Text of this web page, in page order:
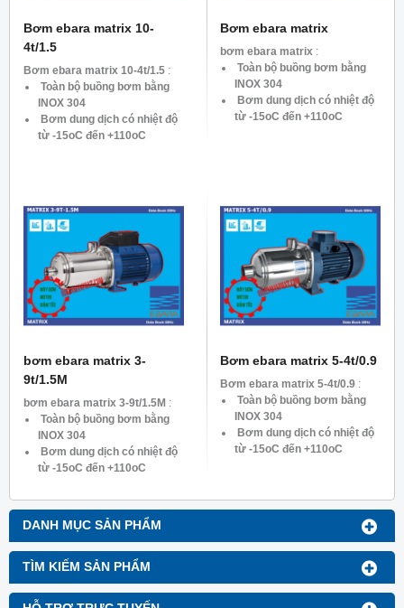
DANH MỤC SẢN PHẨM
TÌM KIẾM SẢN PHẨM
Bơm ebara matrix 10-
4t/1.5
Bơm ebara matrix 10-4t/1.5 :
Toàn bộ buồng bơm bằng
INOX 304
Bơm dung dịch có nhiệt độ
từ -15oC đến +110oC
Tổng cột áp: Max. 44.5 –
11.6 mH2O
Dòng Điên: 3pha 380v
Bơm ebara matrix
bơm ebara matrix :
Toàn bộ buồng bơm bằng
INOX 304
Bơm dung dịch có nhiệt độ
từ -15oC đến +110oC
bơm ebara matrix 3-
9t/1.5M
bơm ebara matrix 3-9t/1.5M :
Toàn bộ buồng bơm bằng
INOX 304
Bơm dung dịch có nhiệt độ
từ -15oC đến +110oC
Tốc độ: 2900 vòng/phút
Lưu lượng : Max. 1.2 – 1.6
m3/h
Tổng cột áp: Max. 94 – 36
mH2O
Dòng Điên: 1pha 220v
Bơm ebara matrix 5-4t/0.9
Bơm ebara matrix 5-4t/0.9 :
Toàn bộ buồng bơm bằng
INOX 304
Bơm dung dịch có nhiệt độ
từ -15oC đến +110oC
Lưu lượng : Max. 1.8 – 7.8
Tổng cột áp: Max. 43 – 17.6